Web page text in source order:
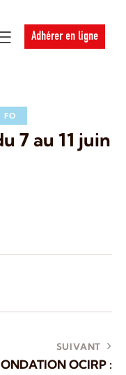
Adhérer en ligne
FO
7 au 11 juin
SUIVANT
OCIRP :